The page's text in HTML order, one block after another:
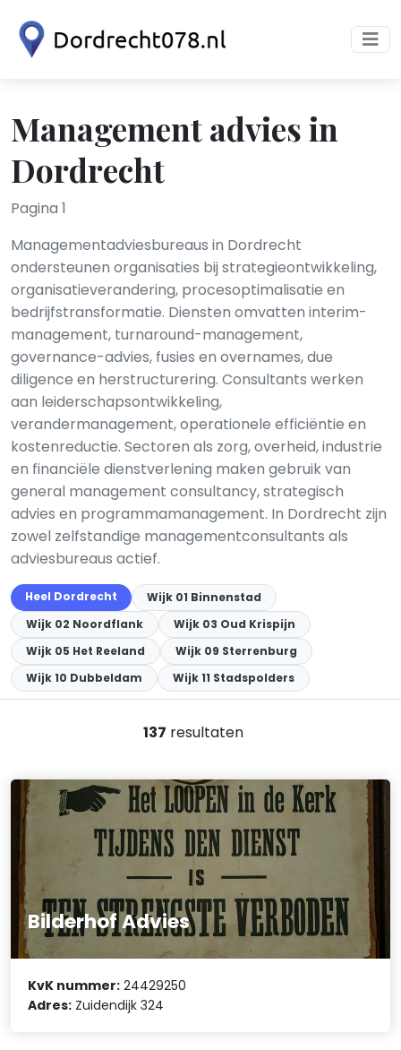
Management advies in
Dordrecht
Pagina 1
Managementadviesbureaus in Dordrecht
ondersteunen organisaties bij strategieontwikkeling,
organisatieverandering, procesoptimalisatie en
bedrijfstransformatie. Diensten omvatten interim-
management, turnaround-management,
governance-advies, fusies en overnames, due
diligence en herstructurering. Consultants werken
aan leiderschapsontwikkeling,
verandermanagement, operationele efficiëntie en
kostenreductie. Sectoren als zorg, overheid, industrie
en financiële dienstverlening maken gebruik van
general management consultancy, strategisch
advies en programmamanagement. In Dordrecht zijn
zowel zelfstandige managementconsultants als
adviesbureaus actief.
Heel Dordrecht
Wijk 01 Binnenstad
Wijk 02 Noordflank
Wijk 03 Oud Krispijn
Wijk 05 Het Reeland
Wijk 09 Sterrenburg
Wijk 10 Dubbeldam
Wijk 11 Stadspolders
137 resultaten
Bilderhof Advies
KvK nummer: 24429250
Adres: Zuidendijk 324